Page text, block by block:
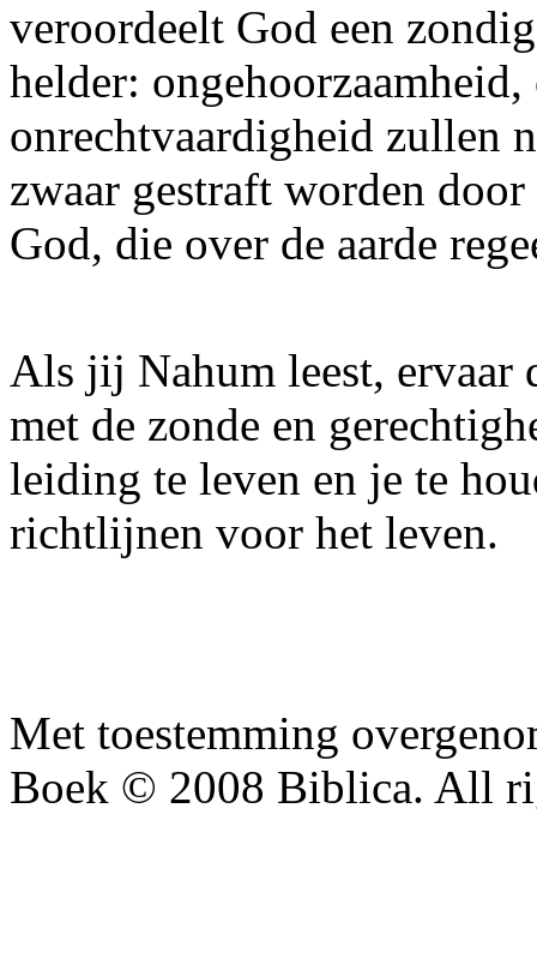
veroordeelt God een
helder:
onrechtvaardigheid zullen
zwaar gestraft worden
God, die over de aarde
Als jij Nahum leest, ervaar
met de zonde en
leiding te leven en je te
richtlijnen voor het leven.
Met toestemming
Boek © 2008 Biblica. All